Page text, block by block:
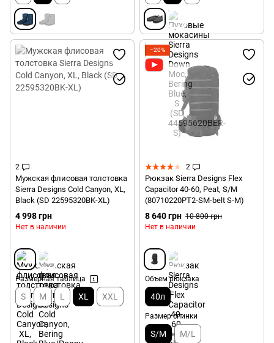
2
Мужская флисовая толстовка
Sierra Designs Cold Canyon, XL,
Black (SD 22595320BK-XL)
4 998 грн
Нет в наличии
Размерная таблица
S M L XL XXL
−20%
2
Рюкзак Sierra Designs Flex
Capacitor 40-60, Peat, S/M
(80710220PT2-SM-belt S-M)
8 640 грн 10 800 грн
Нет в наличии
Объем рюкзака
40л
Размер спинки
S/M M/L